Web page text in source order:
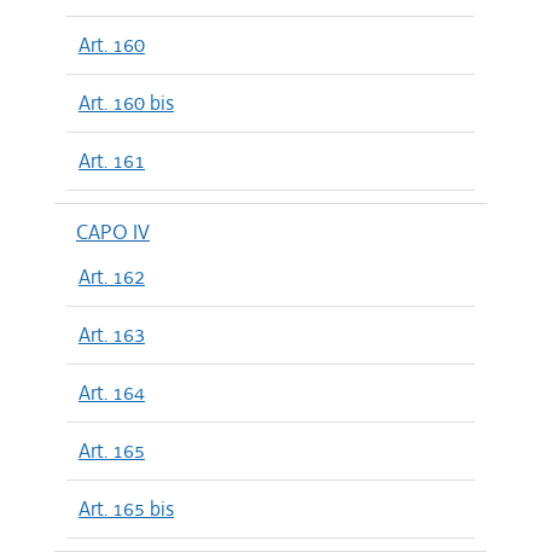
Art. 160
Art. 160 bis
Art. 161
CAPO IV
Art. 162
Art. 163
Art. 164
Art. 165
Art. 165 bis